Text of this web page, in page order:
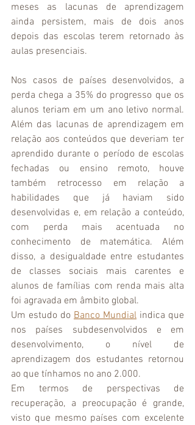
meses as lacunas de aprendizagem
ainda persistem, mais de dois anos
depois das escolas terem retornado às
aulas presenciais.
Nos casos de países desenvolvidos, a
perda chega a 35% do progresso que os
alunos teriam em um ano letivo normal.
Além das lacunas de aprendizagem em
relação aos conteúdos que deveriam ter
aprendido durante o período de escolas
fechadas ou ensino remoto, houve
também retrocesso em relação a
habilidades que já haviam sido
desenvolvidas e, em relação a conteúdo,
com perda mais acentuada no
conhecimento de matemática. Além
disso, a desigualdade entre estudantes
de classes sociais mais carentes e
alunos de famílias com renda mais alta
foi agravada em âmbito global.
Um estudo do Banco Mundial indica que
nos países subdesenvolvidos e em
desenvolvimento, o nível de
aprendizagem dos estudantes retornou
ao que tínhamos no ano 2.000.
Em termos de perspectivas de
recuperação, a preocupação é grande,
visto que mesmo países com excelente